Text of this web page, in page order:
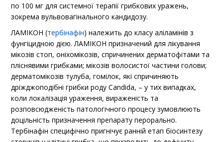
по 100 мг для системної терапії грибкових уражень,
зокрема вульвовагінального кандидозу.
ЛАМІКОН (тербінафін) належить до класу аліламінів з
фунгіцидною дією. ЛАМІКОН призначений для лікування
мікозів стоп, оніхомікозів, спричинених дерматофітами та
пліснявими грибками; мікозів волосистої частини голови;
дерматомікозів тулуба, гомілок, які спричиняють
дріжджоподібні грибки роду Candida, – у тих випадках,
коли локалізація ураження, вираженість та
розповсюдженість патологічного процесу зумовлюють
доцільність призначення препарату перорально.
Тербінафін специфічно пригнічує ранній етап біосинтезу